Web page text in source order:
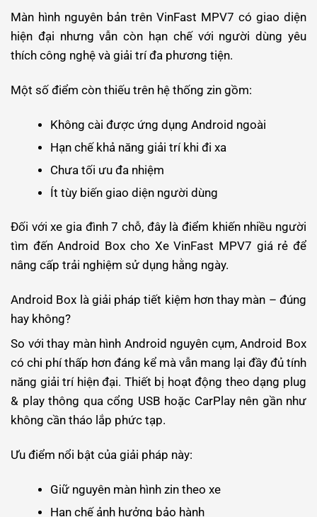
Màn hình nguyên bản trên VinFast MPV7 có giao diện
hiện đại nhưng vẫn còn hạn chế với người dùng yêu
thích công nghệ và giải trí đa phương tiện.
Một số điểm còn thiếu trên hệ thống zin gồm:
Không cài được ứng dụng Android ngoài
Hạn chế khả năng giải trí khi đi xa
Chưa tối ưu đa nhiệm
Ít tùy biến giao diện người dùng
Đối với xe gia đình 7 chỗ, đây là điểm khiến nhiều người
tìm đến Android Box cho Xe VinFast MPV7 giá rẻ để
nâng cấp trải nghiệm sử dụng hằng ngày.
Android Box là giải pháp tiết kiệm hơn thay màn – đúng
hay không?
So với thay màn hình Android nguyên cụm, Android Box
có chi phí thấp hơn đáng kể mà vẫn mang lại đầy đủ tính
năng giải trí hiện đại. Thiết bị hoạt động theo dạng plug
& play thông qua cổng USB hoặc CarPlay nên gần như
không cần tháo lắp phức tạp.
Ưu điểm nổi bật của giải pháp này:
Giữ nguyên màn hình zin theo xe
Hạn chế ảnh hưởng bảo hành